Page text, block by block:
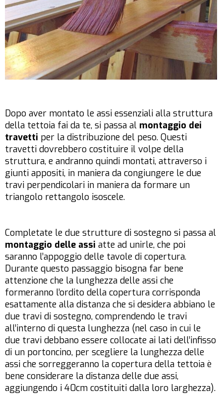
Dopo aver montato le assi essenziali alla struttura
della tettoia fai da te, si passa al montaggio dei
travetti per la distribuzione del peso. Questi
travetti dovrebbero costituire il volpe della
struttura, e andranno quindi montati, attraverso i
giunti appositi, in maniera da congiungere le due
travi perpendicolari in maniera da formare un
triangolo rettangolo isoscele.
Completate le due strutture di sostegno si passa al
montaggio delle assi atte ad unirle, che poi
saranno l’appoggio delle tavole di copertura.
Durante questo passaggio bisogna far bene
attenzione che la lunghezza delle assi che
formeranno l’ordito della copertura corrisponda
esattamente alla distanza che si desidera abbiano le
due travi di sostegno, comprendendo le travi
all’interno di questa lunghezza (nel caso in cui le
due travi debbano essere collocate ai lati dell’infisso
di un portoncino, per scegliere la lunghezza delle
assi che sorreggeranno la copertura della tettoia è
bene considerare la distanza delle due assi,
aggiungendo i 40cm costituiti dalla loro larghezza).